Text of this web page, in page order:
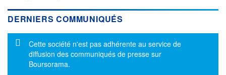
DERNIERS COMMUNIQUÉS
Message d'information
Cette société n'est pas adhérente au service de
diffusion des communiqués de presse sur
Boursorama.